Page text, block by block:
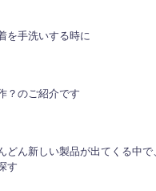
を手洗いする時に
？のご紹介です
どん新しい製品が出てくる中
す